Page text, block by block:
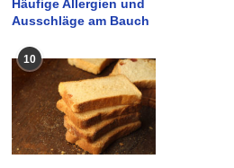
Häufige Allergien und
Ausschläge am Bauch
10